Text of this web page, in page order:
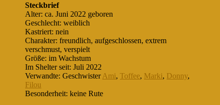
Steckbrief
Alter: ca. Juni 2022 geboren
Geschlecht: weiblich
Kastriert: nein
Charakter: freundlich, aufgeschlossen, extrem
verschmust, verspielt
Größe: im Wachstum
Im Shelter seit: Juli 2022
Verwandte: Geschwister Ami,Toffee, Marki, Donny,
Filou
Besonderheit: keine Rute